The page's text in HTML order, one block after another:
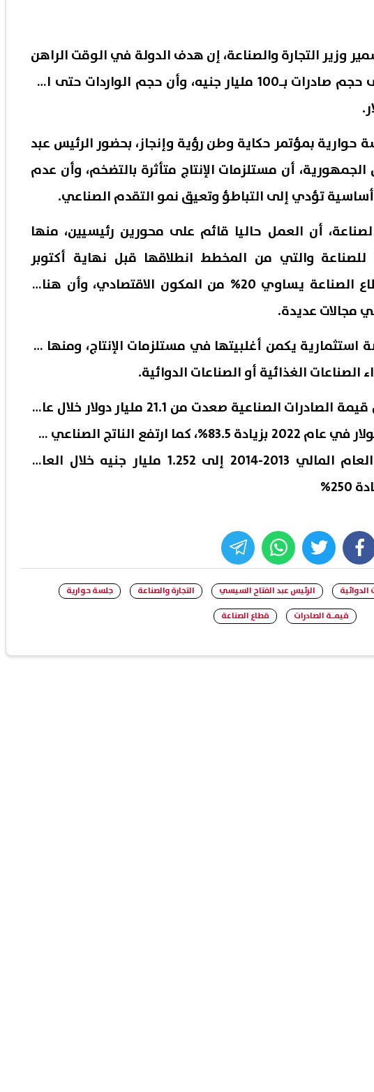
وزير التجارة والصناعة، إن هدف الدولة في الوقت الراهن
يكمن في الوصول إلى حجم صادرات بـ100 مليار جنيه، وأن حجم الواردات حتى الآن
حوارية بمؤتمر حكاية وطن رؤية وإنجاز، بحضور الرئيس عبد
أن مستلزمات الإنتاج متأثرة بالتضخم، وأن عدم
تؤدي إلى التباطؤ وتعيق نمو التقدم الصناعي.
أن العمل حاليا قائم على محورين رئيسيين، منها
للصناعة والتي من المخطط انطلاقها قبل نهاية أكتوبر
المقبل، مؤكدا أن قطاع الصناعة يساوي 20% من المكون الاقتصادي، وأن هناك
مجالات عديدة.
حددنا 152 فرصة استثمارية يكمن أغلبيتها في مستلزمات الإنتاج، ومنها ما
الغذائية أو الصناعات الدوائية.
كما أشار أيضا، إلى أن قيمة الصادرات الصناعية صعدت من 21.1 مليار دولار خلال عام
2014 إلى 22.2 مليار جولار في عام 2022 بزيادة 83.5%، كما ارتفع الناتج الصناعي من
357 مليار جنيه خلال العام المالي 2013-2014 إلى 1.252 مليار جنيه خلال العام
facebook
twitter
whats
الدوائية الرئيس عبد الفتاح السيسي التجارة والصناعة
جلسة حوارية
قيمـة الصادرات
قطاع الصناعة
كيفية إعادة تشغيل بطاقة التموين
بعد إيقافها؟ خطوات تقديم طلب
07 أغسطس, 2026 07:29 م
الأحد المقبل.. آخر موعد لتسجيل رغبات
المرحلة الأولى للتنسيق الإلكتروني
07 أغسطس, 2026 07:22 م